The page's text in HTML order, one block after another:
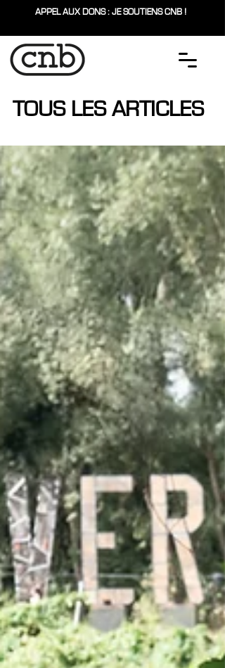
APPEL AUX DONS : JE SOUTIENS CNB !
TOUS LES ARTICLES